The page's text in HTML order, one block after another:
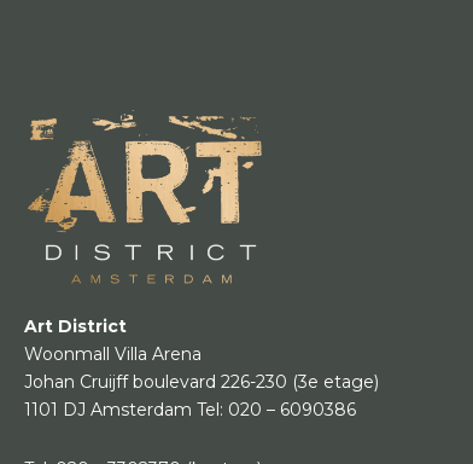
Art District
Woonmall Villa Arena
Johan Cruijff boulevard 226-230 (3e etage)
1101 DJ Amsterdam Tel: 020 – 6090386